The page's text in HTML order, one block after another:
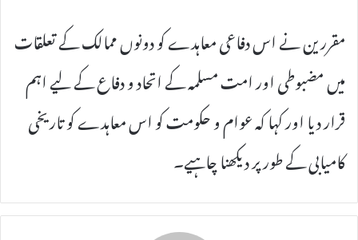
مقررین نے اس دفاعی معاہدے کو دونوں ممالک کے تعلقات
میں مضبوطی اور امت مسلمہ کے اتحاد و دفاع کے لیے اہم
قرار دیا اور کہا کہ عوام و حکومت کو اس معاہدے کو تاریخی
کامیابی کے طور پر دیکھنا چاہیے۔